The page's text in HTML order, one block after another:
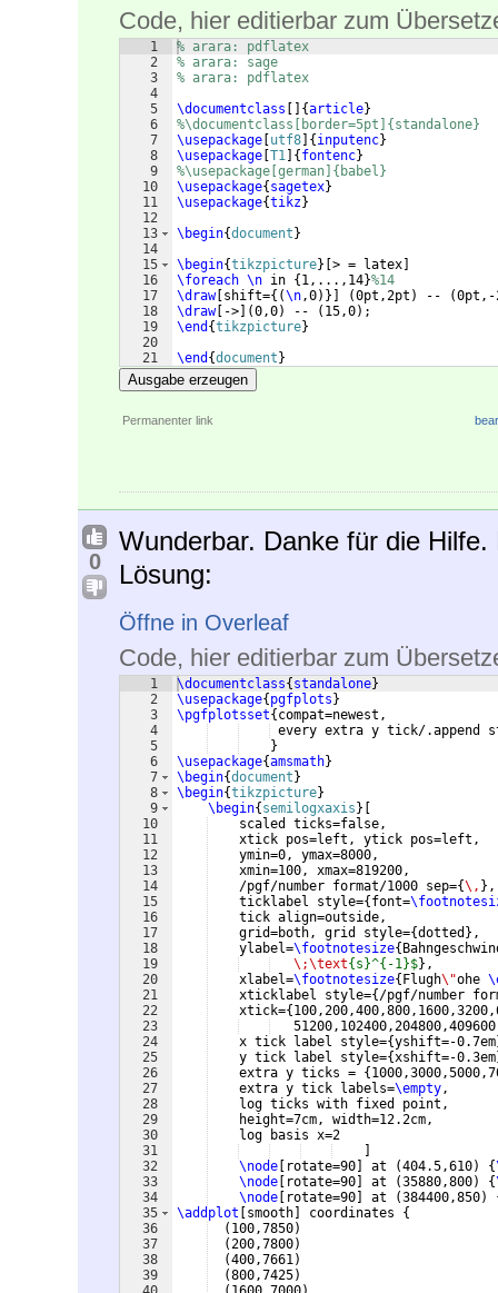
Code, hier editierbar zum
1
2
3
4
5
6
7
8
9
10
11
12
13
14
15
16
17
18
19
20
21
% arara: pdflatex
% arara: sage
% arara: pdflatex
\documentclass
{article}
%\documentclass[border=5pt]{standalone}
\usepackage utf8 { inputenc}
\usepackage T1 { fontenc}
%\usepackage[german]{babel}
\usepackage{ sagetex}
\usepackage{tikz}
\begin{document }
\begin{tikzpicture} > = latex
\foreach \n in { 1,...,14}%14
\draw[ shift={(\n,0)}] (0pt,2pt ) -- (0pt,-
\draw[ -> (0,0) -- ( 15,0) ;
\end {tikzpicture}
\end {document }
Ausgabe erzeugen
Permanenter link
0
Wunderbar. Danke für die
Lösung:
Öffne in Overleaf
Code, hier editierbar zum
1
2
3
4
5
6
7
8
9
10
11
12
13
14
15
16
17
18
19
20
21
22
23
24
25
26
27
28
29
30
31
32
33
34
35
36
37
38
39
\documentclass{ standalone}
\usepackage{ pgfplots }
\pgfplotsset{ compat=newest,
every extra y tick/.append
}
\usepackage{amsmath}
\begin{document }
\begin{tikzpicture}
\begin{ semilogxaxis }
    scaled ticks=false,
    xtick pos=left, ytick pos=left,
    ymin=0, ymax=8000,
    xmin=100, xmax=819200,
    /pgf/number format/1000 sep=
{\, } ,
    ticklabel style=
{ font=
    tick align=outside,
    grid=both, grid style=
{dotted } ,
    ylabel=
\footnotesize{
\;\text{s}^{-1}$} ,
    xlabel=
\footnotesize{ Flugh\"ohe
    xticklabel style=
{ /pgf/number
    xtick=
{
    x tick label style=
{yshift=-0.7em
    y tick label style=
{xshift=-0.3em
    extra y ticks =
{
    extra y tick labels=
\empty,
    log ticks with fixed point,
    height=7cm, width=12.2cm,
    log basis x=2
\node
rotate=90 at (404.5,610) {
\node
rotate=90 at (35880,800) {
\node
rotate=90 at (384400,850)
\addplot
smooth coordinates {
( 100,7850)
(200,7800)
(400,7661)
(800,7425)